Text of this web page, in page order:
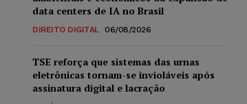
data centers de IA no Brasil
DIREITO DIGITAL 06/08/2026
TSE reforça que sistemas das urnas
eletrônicas tornam-se invioláveis após
assinatura digital e lacração